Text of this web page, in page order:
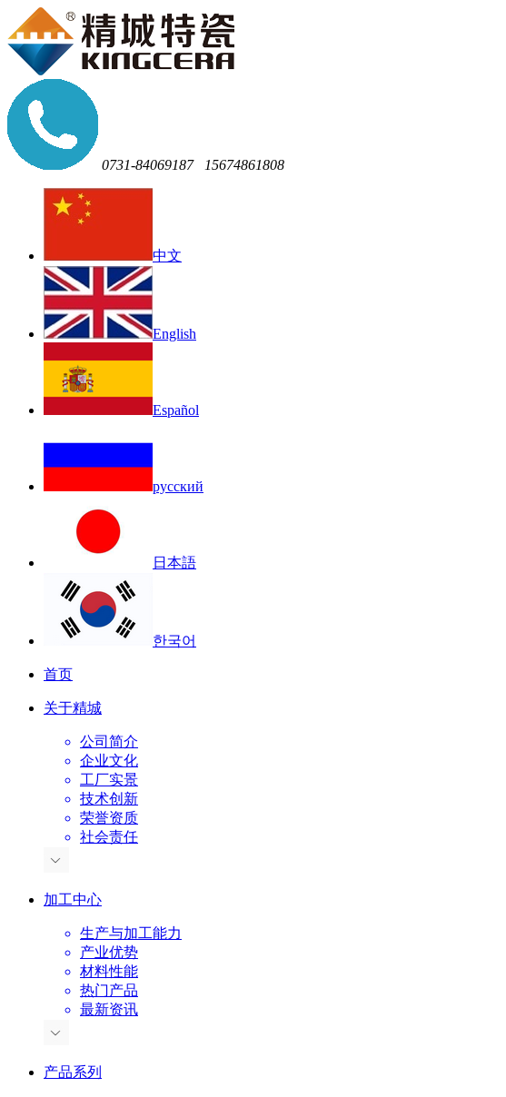
0731-84069187 15674861808
中文
English
Español
русский
日本語
한국어
首页
关于精城
公司简介
企业文化
工厂实景
技术创新
荣誉资质
社会责任
加工中心
生产与加工能力
产业优势
材料性能
热门产品
最新资讯
产品系列